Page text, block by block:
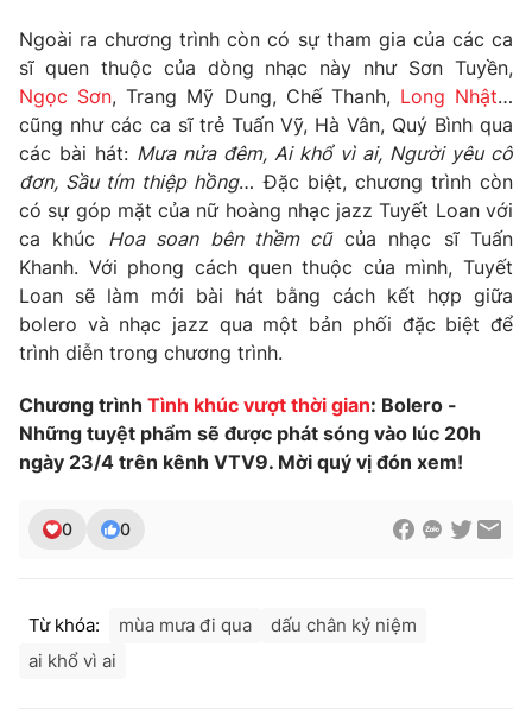
Sản phẩm
Thị trường
Tư vấn
Giao lưu trực tuyến
Lịch phát sóng
Chuyên mục khác
Emagazine Podcast
Photo Infographic
Video Shorts video
VTV Money VTV Thể thao
VTV Sức khoẻ
Vươn mình bằng AI
Ngoài ra chương trình còn có sự tham gia của các ca
sĩ quen thuộc của dòng nhạc này như Sơn Tuyền,
Ngọc Sơn, Trang Mỹ Dung, Chế Thanh, Long Nhật…
cũng như các ca sĩ trẻ Tuấn Vỹ, Hà Vân, Quý Bình qua
các bài hát: Mưa nửa đêm, Ai khổ vì ai, Người yêu cô
đơn, Sầu tím thiệp hồng… Đặc biệt, chương trình còn
có sự góp mặt của nữ hoàng nhạc jazz Tuyết Loan với
ca khúc Hoa soan bên thềm cũcủa nhạc sĩ Tuấn
Khanh. Với phong cách quen thuộc của mình, Tuyết
Loan sẽ làm mới bài hát bằng cách kết hợp giữa
bolero và nhạc jazz qua một bản phối đặc biệt để
trình diễn trong chương trình.
Chương trình Tình khúc vượt thời gian: Bolero -
Những tuyệt phẩm sẽ được phát sóng vào lúc 20h
ngày 23/4 trên kênh VTV9. Mời quý vị đón xem!
0 0
Từ khóa: mùa mưa đi qua
dấu chân kỷ niệm
ai khổ vì ai